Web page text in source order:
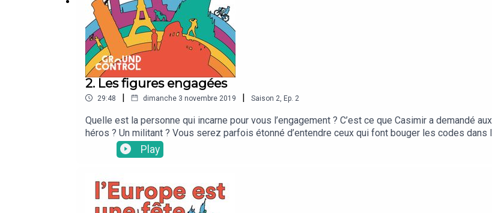
2. Les figures engagées
29:48 | dimanche 3 novembre 2019 | Saison 2 Ep. 2
Quelle est la personne qui incarne pour vous l’engagement ? C’est ce que Casimir a demandé
héros ? Un militant ? Vous serez parfois étonné d’entendre ceux qui font bouger les codes dans
surtout apprendrez davantage sur la culture de ces pays.
Play